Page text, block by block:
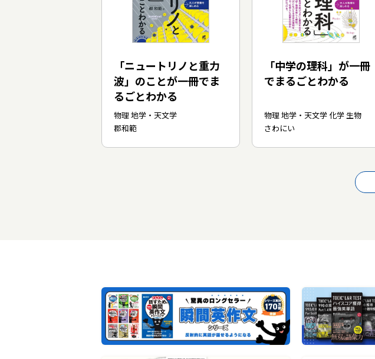
「ニュートリノと重力
波」のことが一冊でま
るごとわかる
物理 地学・天文学
郡和範
「中学の理科」が一冊
でまるごとわかる
物理 地学・天文学 化学 生物
さわにい